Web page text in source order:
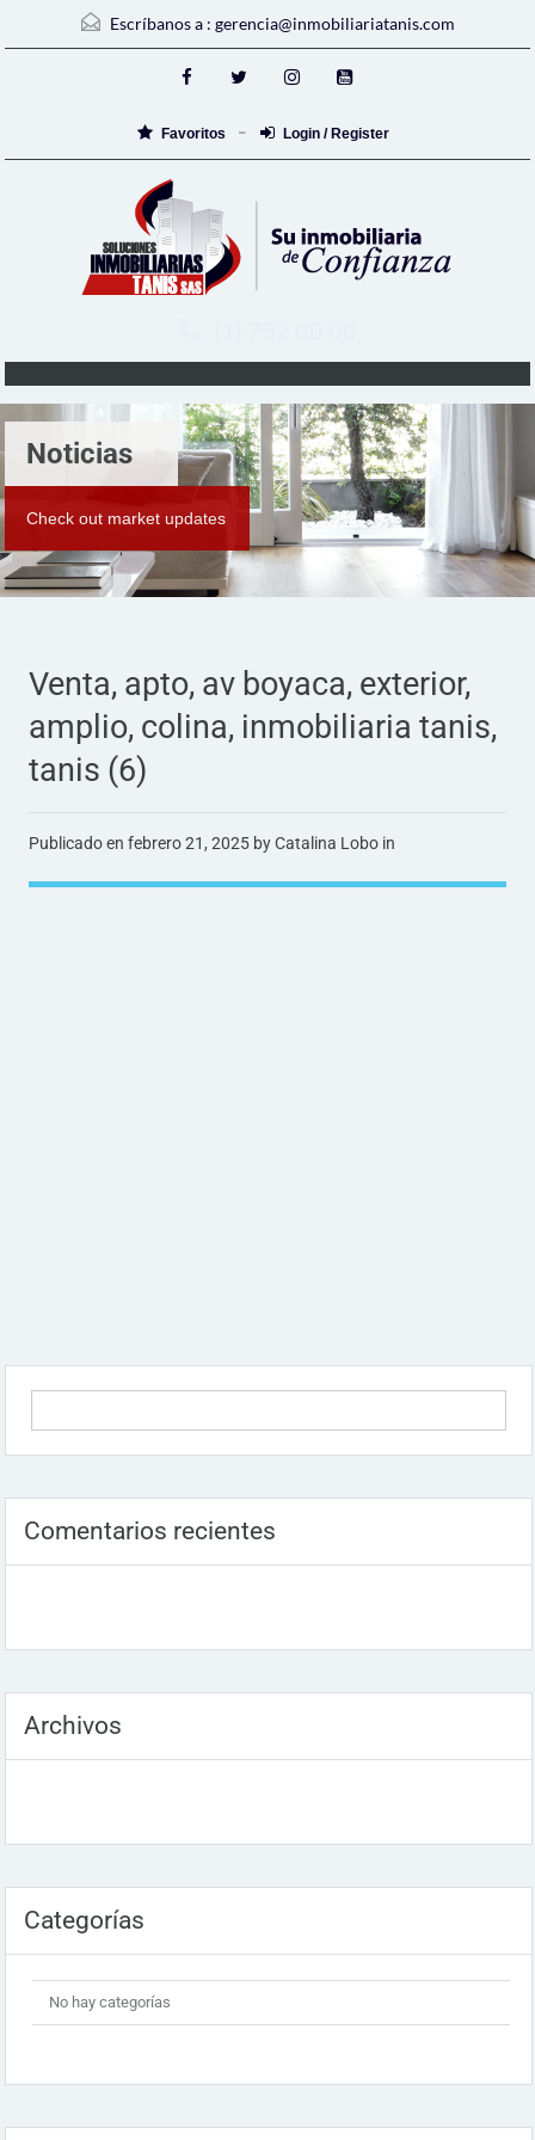
Escríbanos a : gerencia@inmobiliariatanis.com
Favoritos Login / Register
Noticias
Check out market updates
Venta, apto, av boyaca, exterior,
amplio, colina, inmobiliaria tanis,
tanis (6)
Publicado en febrero 21, 2025 by Catalina Lobo in
Comentarios recientes
Archivos
Categorías
No hay categorías